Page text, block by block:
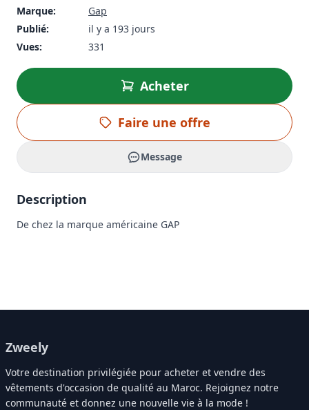
Marque:
Gap
Publié:
il y a 193 jours
Vues:
331
Acheter
Faire une offre
Message
Description
De chez la marque américaine GAP
Zweely
Votre destination privilégiée pour acheter et vendre des
vêtements d'occasion de qualité au Maroc. Rejoignez notre
communauté et donnez une nouvelle vie à la mode !